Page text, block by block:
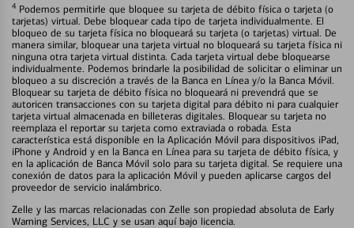
4 Podemos permitirle que bloquee su tarjeta de débito física o tarjeta (o
tarjetas) virtual. Debe bloquear cada tipo de tarjeta individualmente. El
bloqueo de su tarjeta física no bloqueará su tarjeta (o tarjetas) virtual. De
manera similar, bloquear una tarjeta virtual no bloqueará su tarjeta física ni
ninguna otra tarjeta virtual distinta. Cada tarjeta virtual debe bloquearse
individualmente. Podemos brindarle la posibilidad de solicitar o eliminar un
bloqueo a su discreción a través de la Banca en Línea y/o la Banca Móvil.
Bloquear su tarjeta de débito física no bloqueará ni prevendrá que se
autoricen transacciones con su tarjeta digital para débito ni para cualquier
tarjeta virtual almacenada en billeteras digitales. Bloquear su tarjeta no
reemplaza el reportar su tarjeta como extraviada o robada. Esta
característica está disponible en la Aplicación Móvil para dispositivos iPad,
iPhone y Android y en la Banca en Línea para su tarjeta de débito física, y
en la aplicación de Banca Móvil solo para su tarjeta digital. Se requiere una
conexión de datos para la aplicación Móvil y pueden aplicarse cargos del
proveedor de servicio inalámbrico.
Zelle y las marcas relacionadas con Zelle son propiedad absoluta de Early
Warning Services, LLC y se usan aquí bajo licencia.